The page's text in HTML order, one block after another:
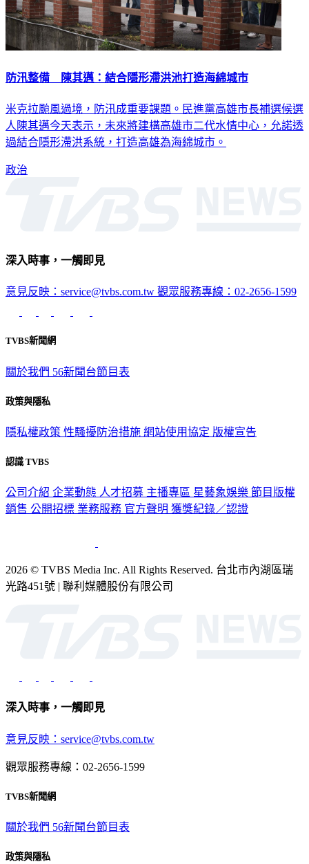
防汛整備 陳其邁：結合隱形滯洪池打造海綿城市
米克拉颱風過境，防汛成重要課題。民進黨高雄市長補選候選
人陳其邁今天表示，未來將建構高雄市二代水情中心，允諾透
過結合隱形滯洪系統，打造高雄為海綿城市。
政治
深入時事，一觸即見
意見反映：service@tvbs.com.tw 觀眾服務專線：02-2656-1599
TVBS新聞網
關於我們 56新聞台節目表
政策與隱私
隱私權政策 性騷擾防治措施 網站使用協定 版權宣告
認識 TVBS
公司介紹 企業動態 人才招募 主播專區 星藝象娛樂 節目版權
銷售 公開招標 業務服務 官方聲明 獲獎紀錄／認證
2026 © TVBS Media Inc. All Rights Reserved. 台北市內湖區瑞
光路451號 | 聯利媒體股份有限公司
深入時事，一觸即見
意見反映：service@tvbs.com.tw
觀眾服務專線：02-2656-1599
TVBS新聞網
關於我們 56新聞台節目表
政策與隱私